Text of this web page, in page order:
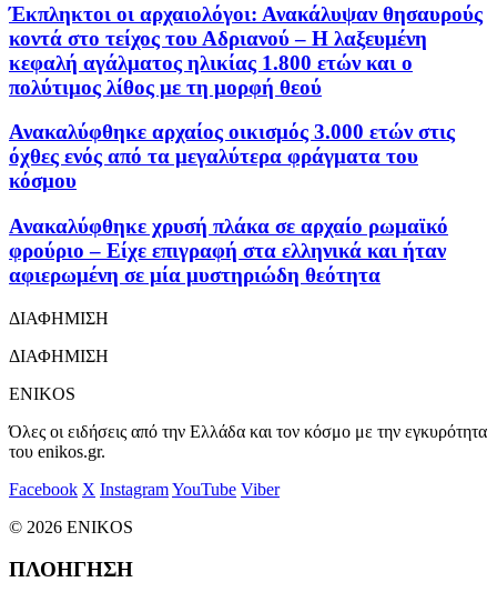
Έκπληκτοι οι αρχαιολόγοι: Ανακάλυψαν θησαυρούς
κοντά στο τείχος του Αδριανού – Η λαξευμένη
κεφαλή αγάλματος ηλικίας 1.800 ετών και ο
πολύτιμος λίθος με τη μορφή θεού
Ανακαλύφθηκε αρχαίος οικισμός 3.000 ετών στις
όχθες ενός από τα μεγαλύτερα φράγματα του
κόσμου
Ανακαλύφθηκε χρυσή πλάκα σε αρχαίο ρωμαϊκό
φρούριο – Είχε επιγραφή στα ελληνικά και ήταν
αφιερωμένη σε μία μυστηριώδη θεότητα
ΔΙΑΦΗΜΙΣΗ
ΔΙΑΦΗΜΙΣΗ
ENIKOS
Όλες οι ειδήσεις από την Ελλάδα και τον κόσμο με την εγκυρότητα
του enikos.gr.
Facebook X InstagramYouTube Viber
© 2026 ENIKOS
ΠΛΟΗΓΗΣΗ